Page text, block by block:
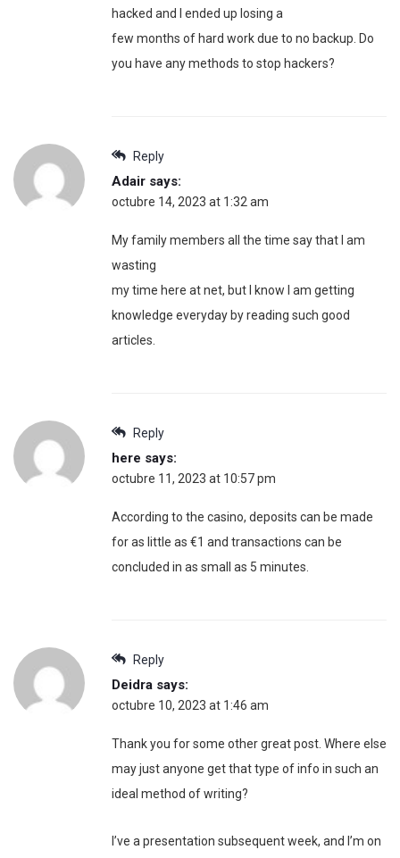
hacked and I ended up losing a
few months of hard work due to no backup. Do
you have any methods to stop hackers?
Reply
Adair says:
octubre 14, 2023 at 1:32 am
My family members all the time say that I am
wasting
my time here at net, but I know I am getting
knowledge everyday by reading such good
articles.
Reply
here says:
octubre 11, 2023 at 10:57 pm
According to the casino, deposits can be made
for as little as €1 and transactions can be
concluded in as small as 5 minutes.
Reply
Deidra says:
octubre 10, 2023 at 1:46 am
Thank you for some other great post. Where else
may just anyone get that type of info in such an
ideal method of writing?
I’ve a presentation subsequent week, and I’m on